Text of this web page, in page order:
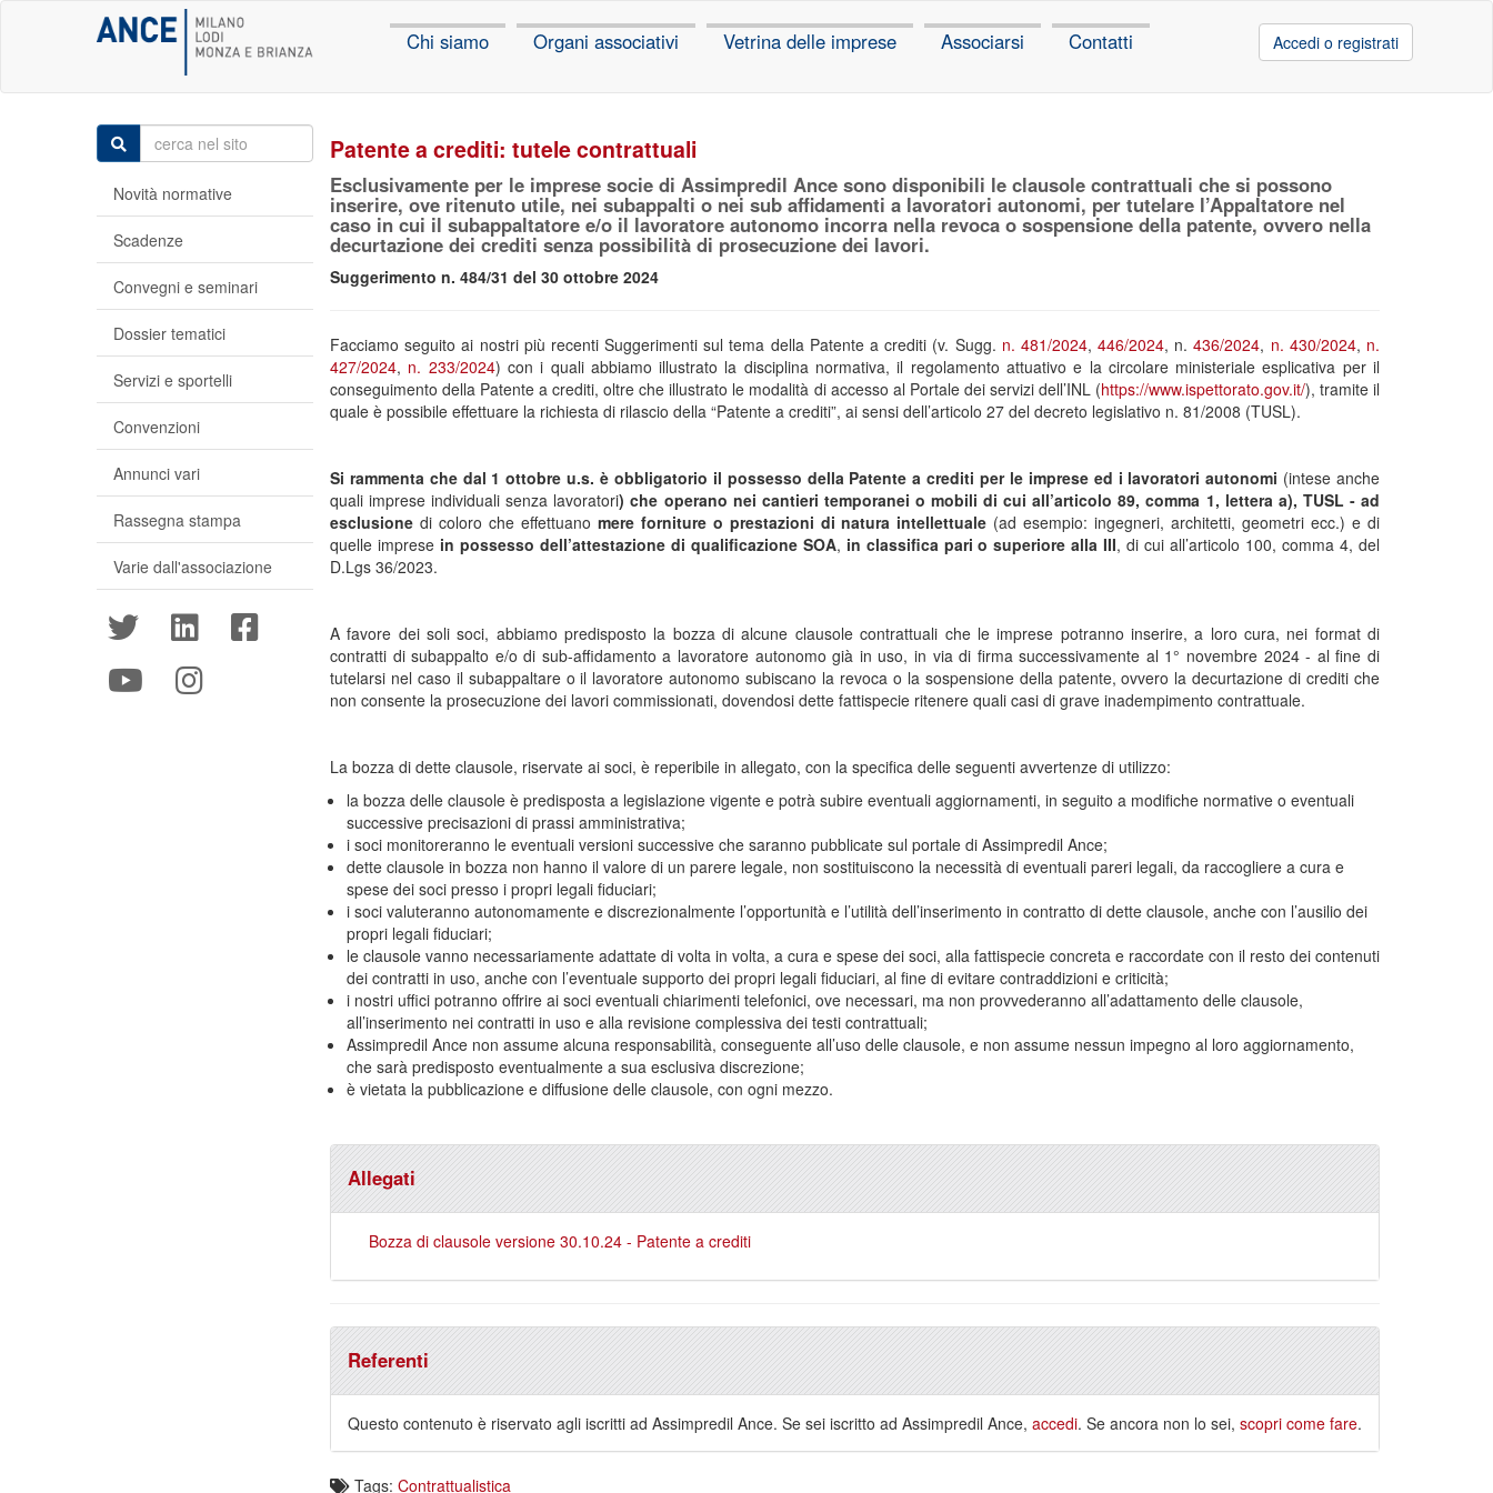
Chi siamo Organi associativi Vetrina delle imprese Associarsi Contatti Accedi o registrati
Patente a crediti: tutele contrattuali
Esclusivamente per le imprese socie di Assimpredil Ance sono disponibili le clausole contrattuali che si possono
inserire, ove ritenuto utile, nei subappalti o nei sub affidamenti a lavoratori autonomi, per tutelare l’Appaltatore nel
caso in cui il subappaltatore e/o il lavoratore autonomo incorra nella revoca o sospensione della patente, ovvero nella
decurtazione dei crediti senza possibilità di prosecuzione dei lavori.
Suggerimento n. 484/31 del 30 ottobre 2024
Facciamo seguito ai nostri più recenti Suggerimenti sul tema della Patente a crediti (v. Sugg. n. 481/2024,446/2024, n.436/2024, n. 430/2024, n.
427/2024, n. 233/2024) con i quali abbiamo illustrato la disciplina normativa, il regolamento attuativo e la circolare ministeriale esplicativa per il
conseguimento della Patente a crediti, oltre che illustrato le modalità di accesso al Portale dei servizi dell’INL (https://www.ispettorato.gov.it/), tramite il
quale è possibile effettuare la richiesta di rilascio della “Patente a crediti”, ai sensi dell’articolo 27 del decreto legislativo n. 81/2008 (TUSL).
Si rammenta che dal 1 ottobre u.s. è obbligatorio il possesso della Patente a crediti per le imprese ed i lavoratori autonomi (intese anche
quali imprese individuali senza lavoratori) che operano nei cantieri temporanei o mobili di cui all’articolo 89, comma 1, lettera a), TUSL - ad
esclusione di coloro che effettuano mere forniture o prestazioni di natura intellettuale (ad esempio: ingegneri, architetti, geometri ecc.) e di
quelle imprese in possesso dell’attestazione di qualificazione SOA, in classifica pari o superiore alla III, di cui all’articolo 100, comma 4, del
D.Lgs 36/2023.
A favore dei soli soci, abbiamo predisposto la bozza di alcune clausole contrattuali che le imprese potranno inserire, a loro cura, nei format di
contratti di subappalto e/o di sub-affidamento a lavoratore autonomo già in uso, in via di firma successivamente al 1° novembre 2024 - al fine di
tutelarsi nel caso il subappaltare o il lavoratore autonomo subiscano la revoca o la sospensione della patente, ovvero la decurtazione di crediti che
non consente la prosecuzione dei lavori commissionati, dovendosi dette fattispecie ritenere quali casi di grave inadempimento contrattuale.
La bozza di dette clausole, riservate ai soci, è reperibile in allegato, con la specifica delle seguenti avvertenze di utilizzo:
la bozza delle clausole è predisposta a legislazione vigente e potrà subire eventuali aggiornamenti, in seguito a modifiche normative o eventuali
successive precisazioni di prassi amministrativa;
i soci monitoreranno le eventuali versioni successive che saranno pubblicate sul portale di Assimpredil Ance;
dette clausole in bozza non hanno il valore di un parere legale, non sostituiscono la necessità di eventuali pareri legali, da raccogliere a cura e
spese dei soci presso i propri legali fiduciari;
i soci valuteranno autonomamente e discrezionalmente l’opportunità e l’utilità dell’inserimento in contratto di dette clausole, anche con l’ausilio dei
propri legali fiduciari;
le clausole vanno necessariamente adattate di volta in volta, a cura e spese dei soci, alla fattispecie concreta e raccordate con il resto dei contenuti
dei contratti in uso, anche con l’eventuale supporto dei propri legali fiduciari, al fine di evitare contraddizioni e criticità;
i nostri uffici potranno offrire ai soci eventuali chiarimenti telefonici, ove necessari, ma non provvederanno all’adattamento delle clausole,
all’inserimento nei contratti in uso e alla revisione complessiva dei testi contrattuali;
Assimpredil Ance non assume alcuna responsabilità, conseguente all’uso delle clausole, e non assume nessun impegno al loro aggiornamento,
che sarà predisposto eventualmente a sua esclusiva discrezione;
è vietata la pubblicazione e diffusione delle clausole, con ogni mezzo.
Allegati
Bozza di clausole versione 30.10.24 - Patente a crediti
Referenti
Questo contenuto è riservato agli iscritti ad Assimpredil Ance. Se sei iscritto ad Assimpredil Ance, accedi. Se ancora non lo sei, scopri come fare.
Tags: Contrattualistica
Novità normative
Scadenze
Convegni e seminari
Dossier tematici
Servizi e sportelli
Convenzioni
Annunci vari
Rassegna stampa
Varie dall'associazione